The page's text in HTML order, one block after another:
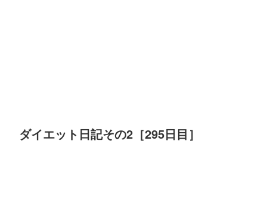
ダイエット日記その2［295日目］